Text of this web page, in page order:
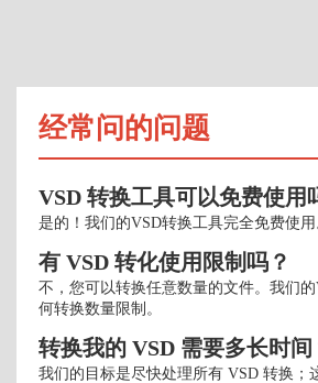
经常问的问题
VSD 转换工具可以免费使用
是的！我们的VSD转换工具完全免费使用
有 VSD 转化使用限制吗？
不，您可以转换任意数量的文件。我们
何转换数量限制。
转换我的 VSD 需要多长时间
我们的目标是尽快处理所有 VSD 转换；